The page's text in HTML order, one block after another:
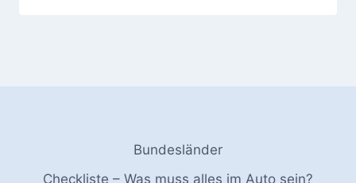
Bundesländer
Checkliste – Was muss alles im Auto sein?